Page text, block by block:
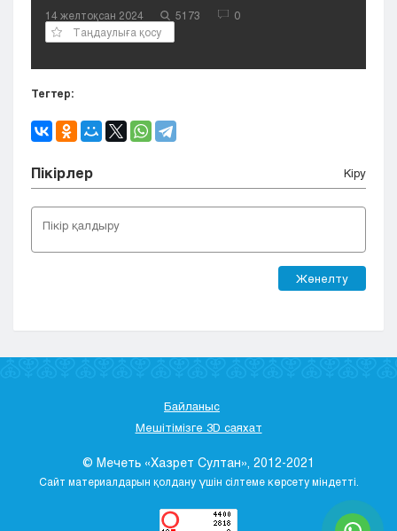
14 желтоқсан 2024 5173
0
Таңдаулыға қосу
Тегтер:
Пікірлер Кіру
Жөнелту
Байланыс
Мешітімізге 3D саяхат
© Мечеть «Хазрет Султан», 2012-2021
Сайт материалдарын қолдану үшін сілтеме көрсету міндетті.